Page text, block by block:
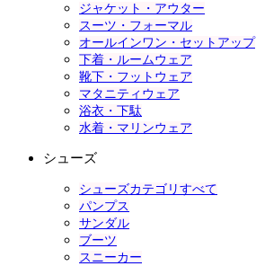
ジャケット・アウター
スーツ・フォーマル
オールインワン・セットアップ
下着・ルームウェア
靴下・フットウェア
マタニティウェア
浴衣・下駄
水着・マリンウェア
シューズ
シューズカテゴリすべて
パンプス
サンダル
ブーツ
スニーカー